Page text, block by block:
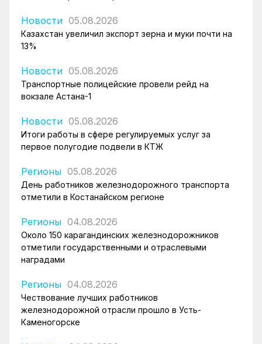
Новости 05.08.2026
Казахстан увеличил экспорт зерна и муки почти на
13%
Новости 05.08.2026
Транспортные полицейские провели рейд на
вокзале Астана-1
Новости 05.08.2026
Итоги работы в сфере регулируемых услуг за
первое полугодие подвели в КТЖ
Регионы 05.08.2026
День работников железнодорожного транспорта
отметили в Костанайском регионе
Регионы 04.08.2026
Около 150 карагандинских железнодорожников
отметили государственными и отраслевыми
наградами
Регионы 04.08.2026
Чествование лучших работников
железнодорожной отрасли прошло в Усть-
Каменогорске